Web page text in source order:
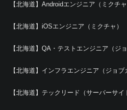
【北海道】Androidエンジニア（ミクチャ
【北海道】iOSエンジニア（ミクチャ）
【北海道】QA・テストエンジニア（ジョ
【北海道】インフラエンジニア（ジョブ
【北海道】テックリード（サーバーサイ